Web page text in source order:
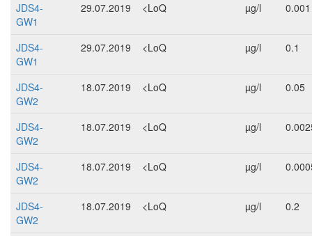
JDS4-
GW1
29.07.2019 <LoQ µg/l 0.001
JDS4-
GW1
29.07.2019 <LoQ µg/l 0.1
JDS4-
GW2
18.07.2019 <LoQ µg/l 0.05
JDS4-
GW2
18.07.2019 <LoQ µg/l
JDS4-
GW2
18.07.2019 <LoQ µg/l
JDS4-
GW2
18.07.2019 <LoQ µg/l 0.2